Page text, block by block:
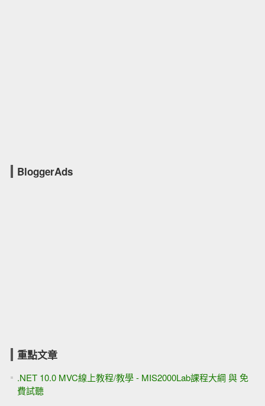
BloggerAds
重點文章
.NET 10.0 MVC線上教程/教學 - MIS2000Lab課程大綱 與 免
費試聽